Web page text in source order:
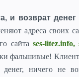
и возврат денег
адреса своих
сайта ses-litez.info,
фальшивые!
ничего не